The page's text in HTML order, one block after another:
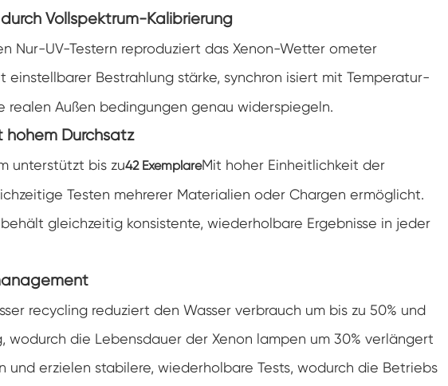
Klimaanlagen kammer mit negativer
Temperatur
Temperatur Luft feuchtigkeit Labor
Temperatur-Höhen-Kammer
Feuchte Wärme kammer
Trocken ofen
PV-Panel-Prüfgeräte
Konditionierung kammer
Spaziergang in der Luft feuchtigkeit Kammer
Vollspektrum-Kalibrierung
Nur-UV-Testern reproduziert das Xenon-Wetter ometer
einstellbarer Bestrahlung stärke, synchron isiert mit Temperatur-
realen Außen bedingungen genau widerspiegeln.
hohem Durchsatz
unterstützt bis zu42 ExemplareMit hoher Einheitlichkeit der
Testen mehrerer Materialien oder Chargen ermöglicht.
gleichzeitig konsistente, wiederholbare Ergebnisse in jeder
recycling reduziert den Wasser verbrauch um bis zu 50% und
wodurch die Lebensdauer der Xenon lampen um 30% verlängert
und erzielen stabilere, wiederholbare Tests, wodurch die Betriebs